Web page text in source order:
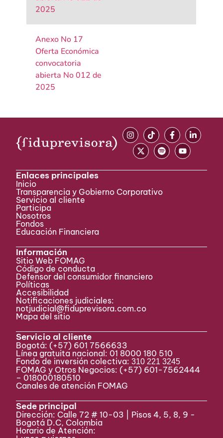
2025
Anexo No 17
Oferta Económica
convocatoria
abierta No 012 de
2025
Enlaces principales
Inicio
Transparencia y Gobierno Corporativo
Servicio al cliente
Participa ​
Nosotros
Fondos
Educación Financiera
Información
Sitio Web FOMAG
Código de conducta
Defensor del consumidor financiero
Políticas
Accesibilidad
Notificaciones judiciales:
notjudicial@fiduprevisora.com.co
Mapa del sitio
Servicio al cliente
Bogotá: (+57) 601 7566633
Línea gratuita nacional: 01 8000 180 510
Fondo de inversión colectiva:310 221 3245
FOMAG y Otros Negocios: (+57) 601-7562444
– 018000180510
Canales de atención FOMAG
Sede principal
Dirección: Calle 72 # 10-03 | Pisos 4, 5, 8, 9 -
Bogotá D.C, Colombia
Horario de Atención: